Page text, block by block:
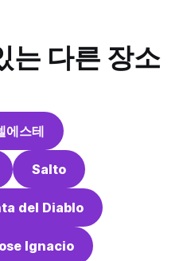
는 다른 장소
에스테
Salto
del Diablo
Ignacio